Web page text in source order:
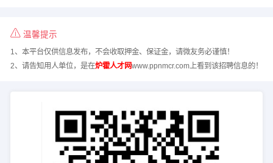
温馨提示
1、本平台仅供信息发布，不会收取押金、保证金，请微友务必谨慎！
2、请告知用人单位，是在炉霍人才网www.ppnmcr.com上看到该招聘信息的！